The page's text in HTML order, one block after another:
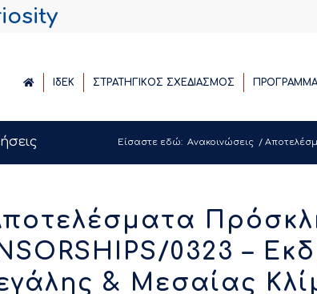
ΙδΕΚ ΣΤΡΑΤΗΓΙΚΟΣ ΣΧΕΔΙΑΣΜΟΣ
Είσαστε εδώ: Ανακοινώσεις /
0323 –
& Μεσαίας